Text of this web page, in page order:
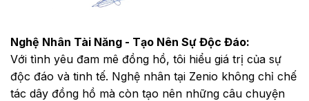
Nghệ Nhân Tài Năng - Tạo Nên Sự Độc Đáo:
Với tình yêu đam mê đồng hồ, tôi hiểu giá trị của sự
độc đáo và tinh tế. Nghệ nhân tại Zenio không chỉ chế
tác dây đồng hồ mà còn tạo nên những câu chuyện